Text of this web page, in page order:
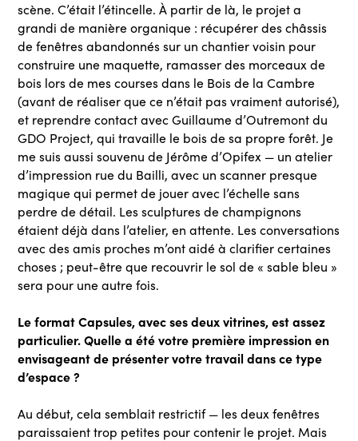
scène. C’était l’étincelle. À partir de là, le projet a
grandi de manière organique : récupérer des châssis
de fenêtres abandonnés sur un chantier voisin pour
construire une maquette, ramasser des morceaux de
bois lors de mes courses dans le Bois de la Cambre
(avant de réaliser que ce n’était pas vraiment autorisé),
et reprendre contact avec Guillaume d’Outremont du
GDO Project, qui travaille le bois de sa propre forêt. Je
me suis aussi souvenu de Jérôme d’Opifex — un atelier
d’impression rue du Bailli, avec un scanner presque
magique qui permet de jouer avec l’échelle sans
perdre de détail. Les sculptures de champignons
étaient déjà dans l’atelier, en attente. Les conversations
avec des amis proches m’ont aidé à clarifier certaines
choses ; peut-être que recouvrir le sol de « sable bleu »
sera pour une autre fois.
Le format Capsules, avec ses deux vitrines, est assez
particulier. Quelle a été votre première impression en
envisageant de présenter votre travail dans ce type
d’espace ?
Au début, cela semblait restrictif — les deux fenêtres
paraissaient trop petites pour contenir le projet. Mais